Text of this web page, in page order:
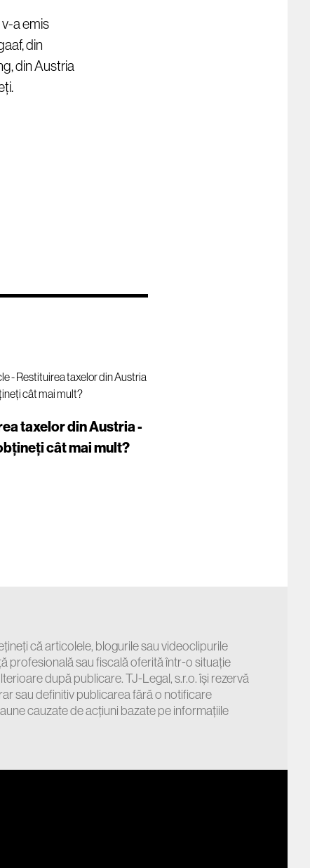
a emis
din
din Austria
taxelor din Austria -
cât mai mult?
că articolele, blogurile sau videoclipurile
profesională sau fiscală oferită într-o situație
după publicare. TJ-Legal, s.r.o. își rezervă
sau definitiv publicarea fără o notificare
cauzate de acțiuni bazate pe informațiile